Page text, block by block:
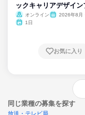
ックキャリアデザイン
ム
オンライン
2026年8月
1日
お気に入り
同じ業種の募集を探す